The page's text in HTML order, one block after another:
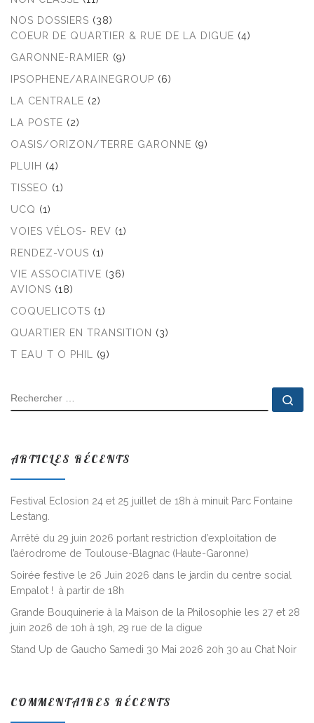
NOS DOSSIERS (38)
COEUR DE QUARTIER & RUE DE LA DIGUE (4)
GARONNE-RAMIER (9)
IPSOPHENE/ARAINEGROUP (6)
LA CENTRALE (2)
LA POSTE (2)
OASIS/ORIZON/TERRE GARONNE (9)
PLUIH (4)
TISSEO (1)
UCQ (1)
VOIES VÉLOS- REV (1)
RENDEZ-VOUS (1)
VIE ASSOCIATIVE (36)
AVIONS (18)
COQUELICOTS (1)
QUARTIER EN TRANSITION (3)
T EAU T O PHIL
(9)
RECHERCHER
ARTICLES RÉCENTS
Festival Eclosion 24 et 25 juillet de 18h à minuit Parc Fontaine
Lestang.
Arrêté du 29 juin 2026 portant restriction d’exploitation de
l’aérodrome de Toulouse-Blagnac (Haute-Garonne)
Soirée festive le 26 Juin 2026 dans le jardin du centre social
Empalot ! à partir de 18h
Grande Bouquinerie à la Maison de la Philosophie les 27 et 28
juin 2026 de 10h à 19h, 29 rue de la digue
Stand Up de Gaucho Samedi 30 Mai 2026 20h 30 au Chat Noir
COMMENTAIRES RÉCENTS